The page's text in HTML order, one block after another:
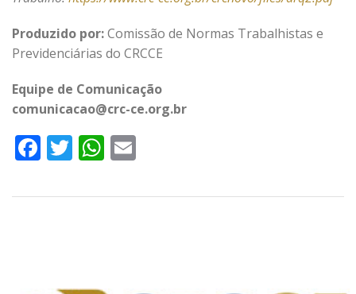
Produzido por:Comissão de Normas Trabalhistas e
Previdenciárias do CRCCE
Equipe de Comunicação
comunicacao@crc-ce.org.br
Facebook
TwitterWhatsApp